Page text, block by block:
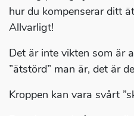
hur du kompenserar ditt
Allvarligt!
Det är inte vikten som är
”ätstörd” man är, det är
Kroppen kan vara svårt